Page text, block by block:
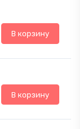
В корзину
В корзину